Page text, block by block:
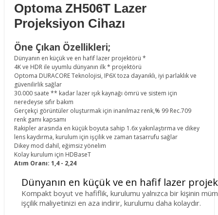
Optoma ZH506T Lazer
Projeksiyon Cihazı
Öne Çıkan Özellikleri;
Dünyanın en küçük ve en hafif lazer projektörü *
4K ve HDR ile uyumlu dünyanın ilk * projektörü
Optoma DURACORE Teknolojisi, IP6X toza dayanıklı, iyi parlaklık ve
güvenilirlik sağlar
30.000 saate ** kadar lazer ışık kaynağı ömrü ve sistem için
neredeyse sıfır bakım
Gerçekçi görüntüler oluşturmak için inanılmaz renk,% 99 Rec.709
renk gamı ​​kapsamı
Rakipler arasında en küçük boyuta sahip 1.6x yakınlaştırma ve dikey
lens kaydırma, kurulum için işçilik ve zaman tasarrufu sağlar
Dikey mod dahil, eğimsiz yönelim
Kolay kurulum için HDBaseT
Atım Oranı: 1,4 - 2,24
Dünyanın en küçük ve en hafif lazer
Kompakt boyut ve hafiflik, kurulumu yalnızca bir kişinin
işçilik maliyetinizi en aza indirir, kurulumu daha kolaydır.